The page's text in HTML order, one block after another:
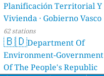
Planificación Territorial Y
Vivienda · Gobierno Vasco
62 stations
🇧🇩Department Of
Environment-Government
Of The People's Republic